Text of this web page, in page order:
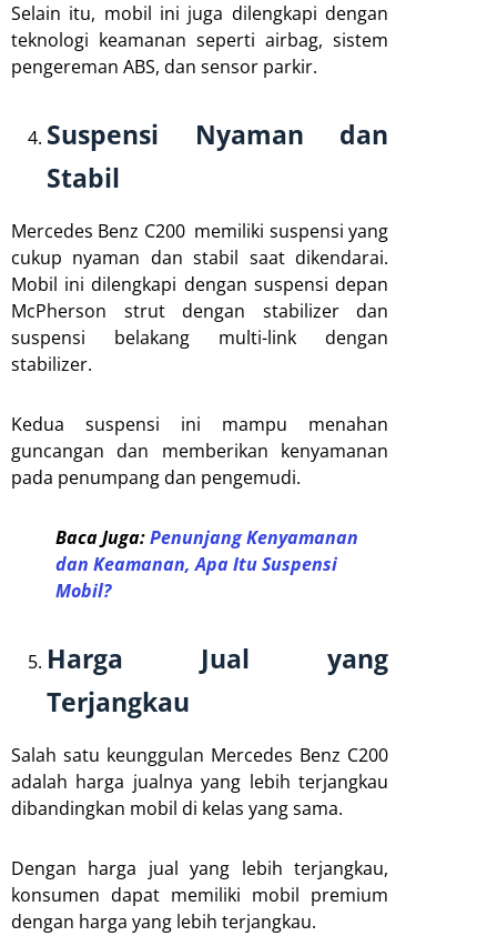
Selain itu, mobil ini juga dilengkapi dengan
teknologi keamanan seperti airbag, sistem
pengereman ABS, dan sensor parkir.
Suspensi Nyaman dan
Stabil
Mercedes Benz C200 memiliki suspensi yang
cukup nyaman dan stabil saat dikendarai.
Mobil ini dilengkapi dengan suspensi depan
McPherson strut dengan stabilizer dan
suspensi belakang multi-link dengan
stabilizer.
Kedua suspensi ini mampu menahan
guncangan dan memberikan kenyamanan
pada penumpang dan pengemudi.
Baca Juga:Penunjang Kenyamanan
dan Keamanan, Apa Itu Suspensi
Mobil?
Harga Jual yang
Terjangkau
Salah satu keunggulan Mercedes Benz C200
adalah harga jualnya yang lebih terjangkau
dibandingkan mobil di kelas yang sama.
Dengan harga jual yang lebih terjangkau,
konsumen dapat memiliki mobil premium
dengan harga yang lebih terjangkau.